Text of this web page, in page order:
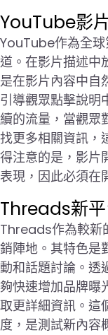
YouTube影
YouTube作為全
道。在影片描述中
是在影片內容中自
引導觀眾點擊說明
續的流量，當觀眾
找更多相關資訊，
得注意的是，影片
表現，因此必須在
Threads新平
Threads作為較新
銷陣地。其特色是
動和話題討論。透
夠快速增加品牌曝
取更詳細資訊。這
度，是測試新內容